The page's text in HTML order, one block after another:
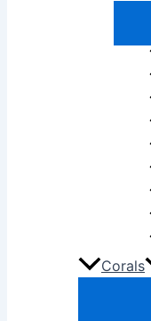
Corals